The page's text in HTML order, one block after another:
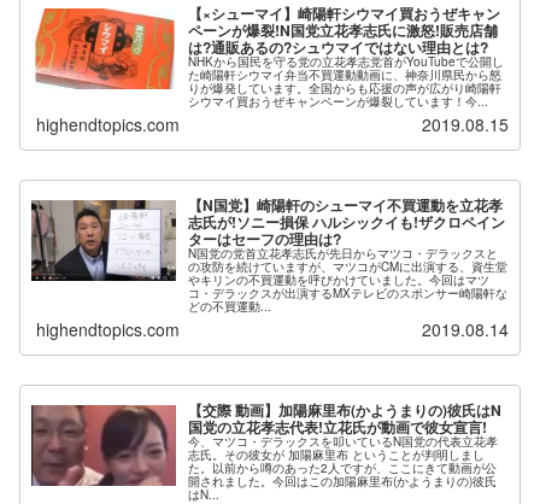
【×シューマイ】崎陽軒シウマイ買おうぜキャン
ペーンが爆裂!N国党立花孝志氏に激怒!販売店舗
は?通販あるの?シュウマイではない理由とは?
NHKから国民を守る党の立花孝志党首がYouTubeで公開し
た崎陽軒シウマイ弁当不買運動動画に、神奈川県民から怒
りが爆発しています。全国からも応援の声が広がり崎陽軒
シウマイ買おうぜキャンペーンが爆裂しています！今...
highendtopics.com 2019.08.15
【N国党】崎陽軒のシューマイ不買運動を立花孝
志氏が!ソニー損保 ハルシックイも!ザクロペイン
ターはセーフの理由は?
N国党の党首立花孝志氏が先日からマツコ・デラックスと
の攻防を続けていますが、マツコがCMに出演する、資生堂
やキリンの不買運動を呼びかけていました。今回はマツ
コ・デラックスが出演するMXテレビのスポンサー崎陽軒な
どの不買運動...
highendtopics.com 2019.08.14
【交際 動画】加陽麻里布(かようまりの)彼氏はN
国党の立花孝志代表!立花氏が動画で彼女宣言!
今、マツコ・デラックスを叩いているN国党の代表立花孝
志氏。その彼女が 加陽麻里布 ということが判明しまし
た。以前から噂のあった2人ですが、ここにきて動画が公
開されました。今回はこの加陽麻里布(かようまりの)彼氏
はN...